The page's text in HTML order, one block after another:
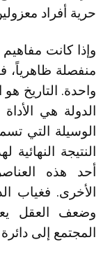
حرية أفراد
وإذا كانت مفاهيم
منفصلة ظاهرياً،
واحدة. التاريخ
الدولة هي
الوسيلة التي
النتيجة
أحد هذه
الأخرى. فغياب
وضعف العقل
المجتمع إلى دائرة